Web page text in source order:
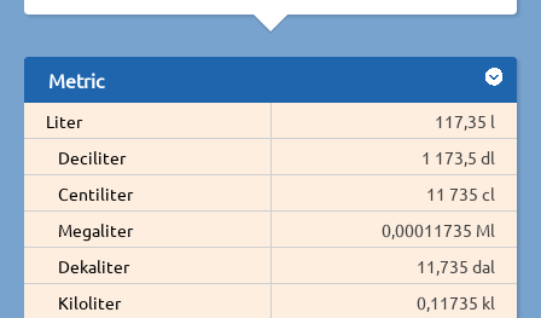
Metric
Liter
117,35 l
Deciliter
1 173,5 dl
Centiliter
11 735 cl
Megaliter
0,00011735 Ml
Dekaliter
11,735 dal
Kiloliter
0,11735 kl